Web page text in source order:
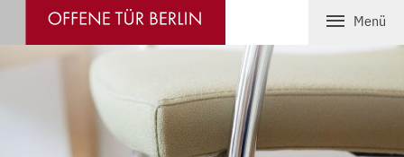
STARTSEITE
BERATUNG
Offene Sprechstunde
Menü